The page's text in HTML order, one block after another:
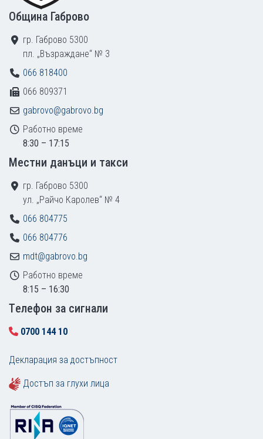
Община Габрово
гр. Габрово 5300
пл. „Възраждане“ № 3
066 818400
066 809371
gabrovo@gabrovo.bg
Работно време
8:30 – 17:15
Местни данъци и такси
гр. Габрово 5300
ул. „Райчо Каролев“ № 4
066 804775
066 804776
mdt@gabrovo.bg
Работно време
8:15 – 16:30
Tелефон за сигнали
0700 144 10
Декларация за достъпност
Достъп за глухи лица